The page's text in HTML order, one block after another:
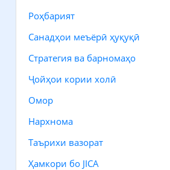
Роҳбарият
Санадҳои меъёрӣ ҳуқуқӣ
Стратегия ва барномаҳо
Ҷойҳои кории холӣ
Омор
Нархнома
Таърихи вазорат
Ҳамкори бо JICA